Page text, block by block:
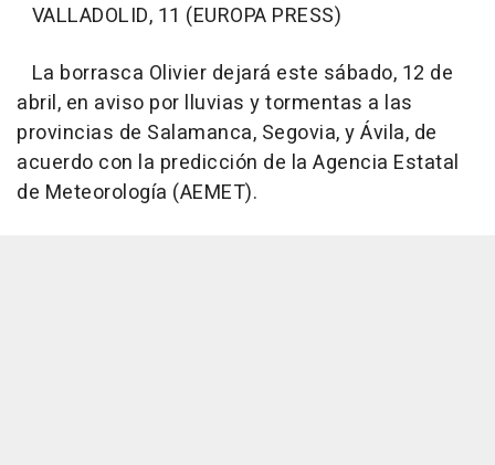
VALLADOLID, 11 (EUROPA PRESS)
La borrasca Olivier dejará este sábado, 12 de
abril, en aviso por lluvias y tormentas a las
provincias de Salamanca, Segovia, y Ávila, de
acuerdo con la predicción de la Agencia Estatal
de Meteorología (AEMET).